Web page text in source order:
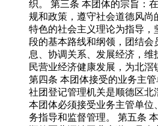
织。 第三条 本团体的宗旨：
规和政策，遵守社会道德风尚
特色的社会主义理论为指导，
段的基本路线和纲领，团结会
息、协调关系、发展经济，
民营业经济健康发展，为北滘
第四条 本团体接受的业务主
社团登记管理机关是顺德区北
本团体必须接受业务主管单位
务指导和监督管理。 第五条